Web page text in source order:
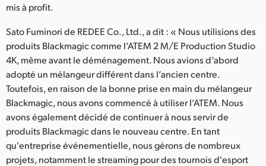
mis à profit.
Sato Fuminori de REDEE Co., Ltd., a dit : « Nous utilisions des
produits Blackmagic comme l’ATEM 2 M/E Production Studio
4K, même avant le déménagement. Nous avions d’abord
adopté un mélangeur différent dans l’ancien centre.
Toutefois, en raison de la bonne prise en main du mélangeur
Blackmagic, nous avons commencé à utiliser l’ATEM. Nous
avons également décidé de continuer à nous servir de
produits Blackmagic dans le nouveau centre. En tant
qu'entreprise événementielle, nous gérons de nombreux
projets, notamment le streaming pour des tournois d'esport